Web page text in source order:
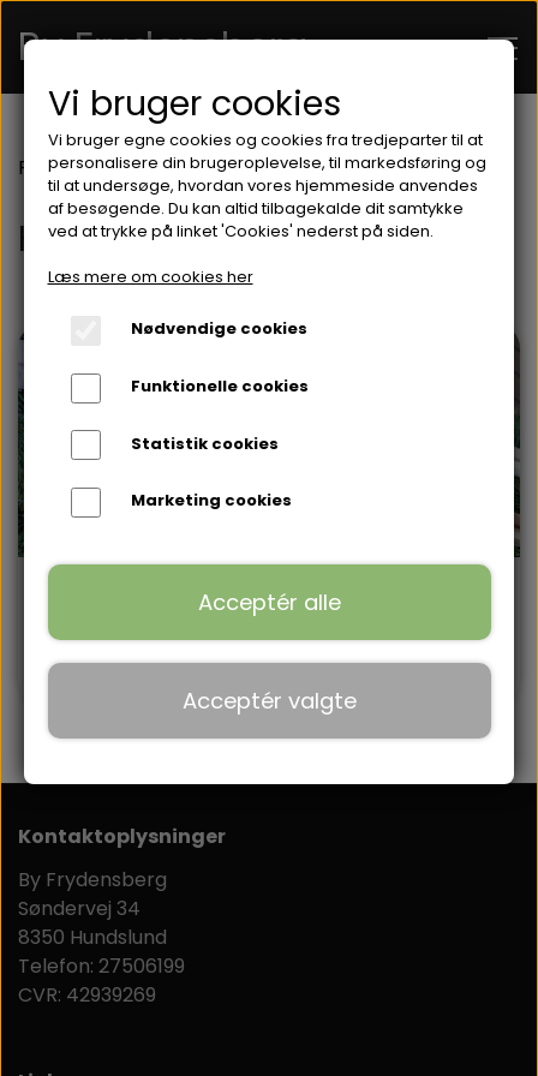
By Frydensberg
FORSIDE
OM MIG
WEBSHOP
HYLDER
PUNGE OG KORTHOLDER
BÆLTER
HUNDEHALSBÅND
ACCESSORIES.
Forside Hylder
Hylder
LP-Hylde m. rå
Kontaktoplysninger
By Frydensberg
Søndervej 34
8350 Hundslund
Telefon: 27506199
CVR: 42939269
Vi bruger cookies
Vi bruger egne cookies og cookies fra tredjeparter til at
personalisere din brugeroplevelse, til markedsføring og
til at undersøge, hvordan vores hjemmeside anvendes
af besøgende. Du kan altid tilbagekalde dit samtykke
ved at trykke på linket 'Cookies' nederst på siden.
Læs mere om cookies her
Nødvendige cookies
Funktionelle cookies
Statistik cookies
Marketing cookies
Acceptér alle
Acceptér valgte